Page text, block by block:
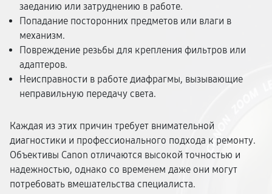
заеданию или затруднению в работе.
Попадание посторонних предметов или влаги в
механизм.
Повреждение резьбы для крепления фильтров или
адаптеров.
Неисправности в работе диафрагмы, вызывающие
неправильную передачу света.
Каждая из этих причин требует внимательной
диагностики и профессионального подхода к ремонту.
Объективы Canon отличаются высокой точностью и
надежностью, однако со временем даже они могут
потребовать вмешательства специалиста.